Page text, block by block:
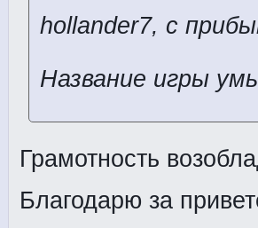
hollander7, с
Название игры
Грамотность
Благодарю за